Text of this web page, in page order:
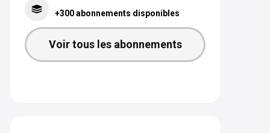
+300 abonnements disponibles
Voir tous les abonnements